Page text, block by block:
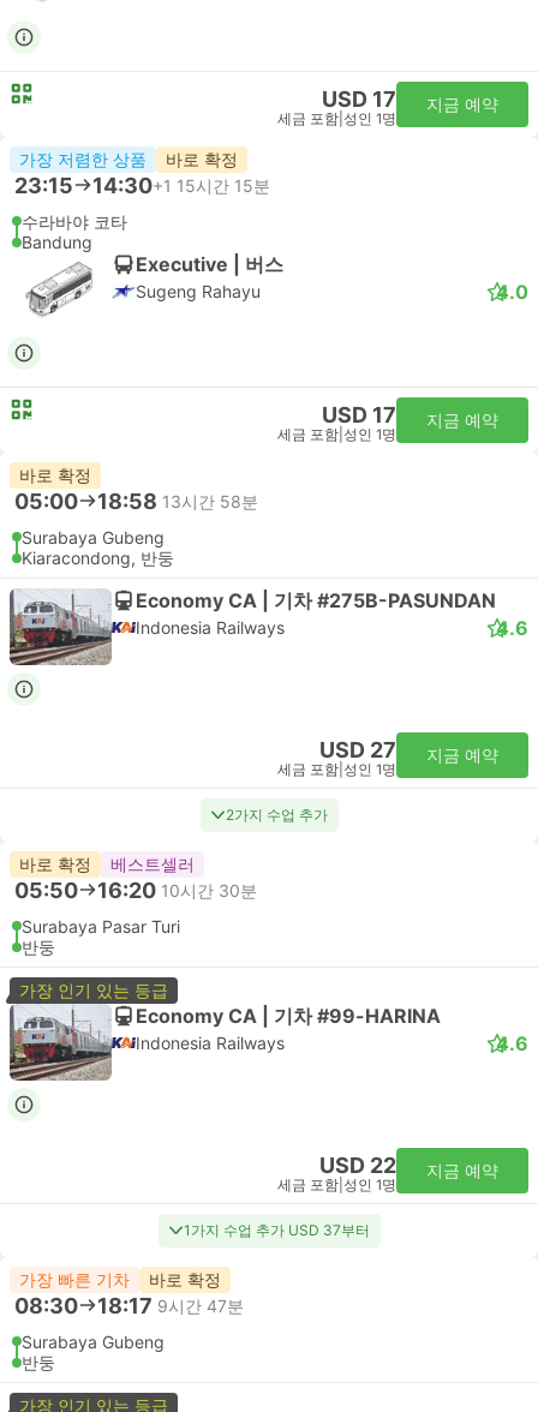
USD 17
세금 포함 성인 1명
지금 예약
가장 저렴한 상품 바로 확정
23:15 14:30+1 15시간 15분
수라바야 코타
Bandung
Executive | 버스
Sugeng Rahayu 4.0
USD 17
세금 포함 성인 1명
지금 예약
바로 확정
05:00 18:58 13시간 58분
Surabaya Gubeng
Kiaracondong, 반둥
Economy CA | 기차 #275B-PASUNDAN
Indonesia Railways 4.6
USD 27
세금 포함 성인 1명
지금 예약
2가지 수업 추가
바로 확정 베스트셀러
05:50 16:20 10시간 30분
Surabaya Pasar Turi
반둥
가장 인기 있는 등급
Economy CA | 기차 #99-HARINA
Indonesia Railways 4.6
USD 22
세금 포함 성인 1명
지금 예약
1가지 수업 추가 USD 37부터
가장 빠른 기차 바로 확정
08:30 18:17 9시간 47분
Surabaya Gubeng
반둥
가장 인기 있는 등급